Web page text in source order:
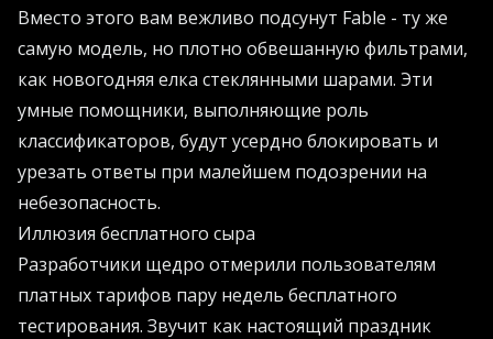
Вместо этого вам вежливо подсунут Fable - ту же
самую модель, но плотно обвешанную фильтрами,
как новогодняя елка стеклянными шарами. Эти
умные помощники, выполняющие роль
классификаторов, будут усердно блокировать и
урезать ответы при малейшем подозрении на
небезопасность.
Иллюзия бесплатного сыра
Разработчики щедро отмерили пользователям
платных тарифов пару недель бесплатного
тестирования. Звучит как настоящий праздник